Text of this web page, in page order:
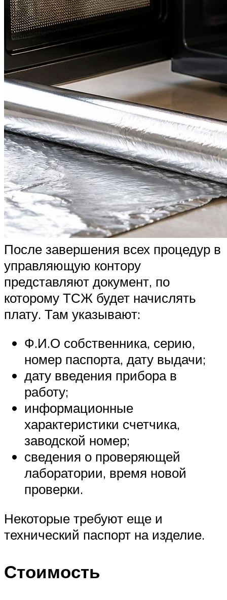
После завершения всех процедур в
управляющую контору
представляют документ, по
которому ТСЖ будет начислять
плату. Там указывают:
Ф.И.О собственника, серию,
номер паспорта, дату выдачи;
дату введения прибора в
работу;
информационные
характеристики счетчика,
заводской номер;
сведения о проверяющей
лаборатории, время новой
проверки.
Некоторые требуют еще и
технический паспорт на изделие.
Стоимость